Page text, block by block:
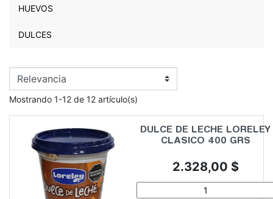
HUEVOS
DULCES
Mostrando 1-12 de 12 artículo(s)
DULCE DE LECHE LORELEY
CLASICO 400 GRS
Precio
2.328,00 $